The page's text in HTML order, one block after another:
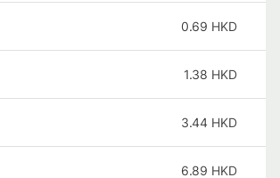
0.69 HKD
1.38 HKD
3.44 HKD
6.89 HKD